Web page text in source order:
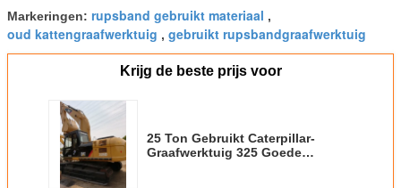
Markeringen: rupsband gebruikt materiaal ,
oud kattengraafwerktuig , gebruikt rupsbandgraafwerktuig
Krijg de beste prijs voor
25 Ton Gebruikt Caterpillar-
Graafwerktuig 325 Goede